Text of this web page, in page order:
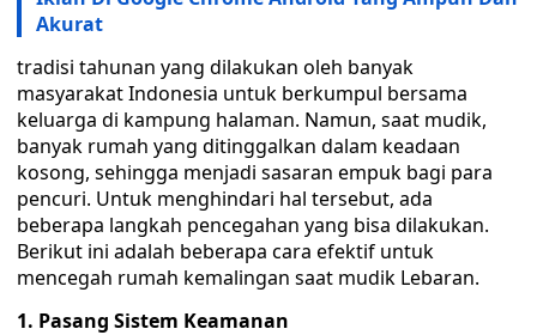
Akurat
tradisi tahunan yang dilakukan oleh banyak
masyarakat Indonesia untuk berkumpul bersama
keluarga di kampung halaman. Namun, saat mudik,
banyak rumah yang ditinggalkan dalam keadaan
kosong, sehingga menjadi sasaran empuk bagi para
pencuri. Untuk menghindari hal tersebut, ada
beberapa langkah pencegahan yang bisa dilakukan.
Berikut ini adalah beberapa cara efektif untuk
mencegah rumah kemalingan saat mudik Lebaran.
1. Pasang Sistem Keamanan